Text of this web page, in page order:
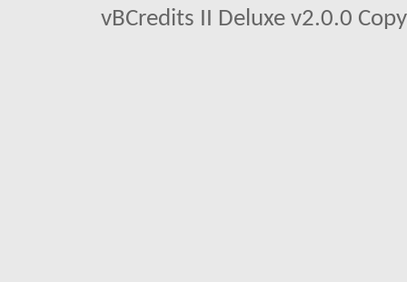
vBCredits II Deluxe v2.0.0